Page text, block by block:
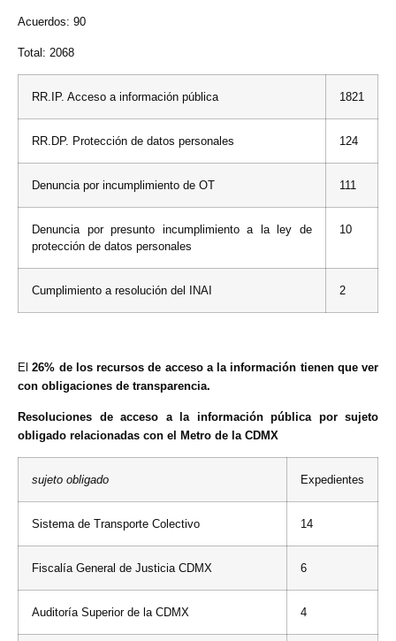
Acuerdos: 90
Total: 2068
RR.IP. Acceso a información pública 1821
RR.DP. Protección de datos personales 124
Denuncia por incumplimiento de OT 111
Denuncia por presunto incumplimiento a la ley de
protección de datos personales
10
Cumplimiento a resolución del INAI 2
El 26% de los recursos de acceso a la información tienen que ver
con obligaciones de transparencia.
Resoluciones de acceso a la información pública por sujeto
obligado relacionadas con el Metro de la CDMX
sujeto obligado Expedientes
Sistema de Transporte Colectivo 14
Fiscalía General de Justicia CDMX 6
Auditoría Superior de la CDMX 4